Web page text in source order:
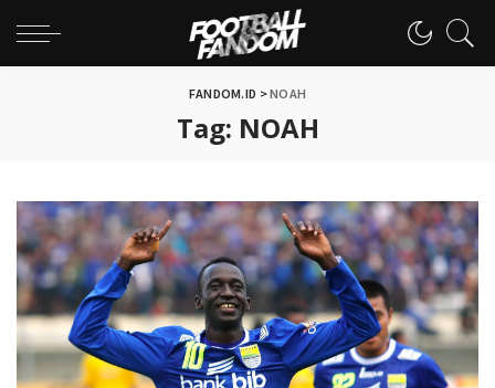
FANDOM.ID >NOAH
Tag: NOAH